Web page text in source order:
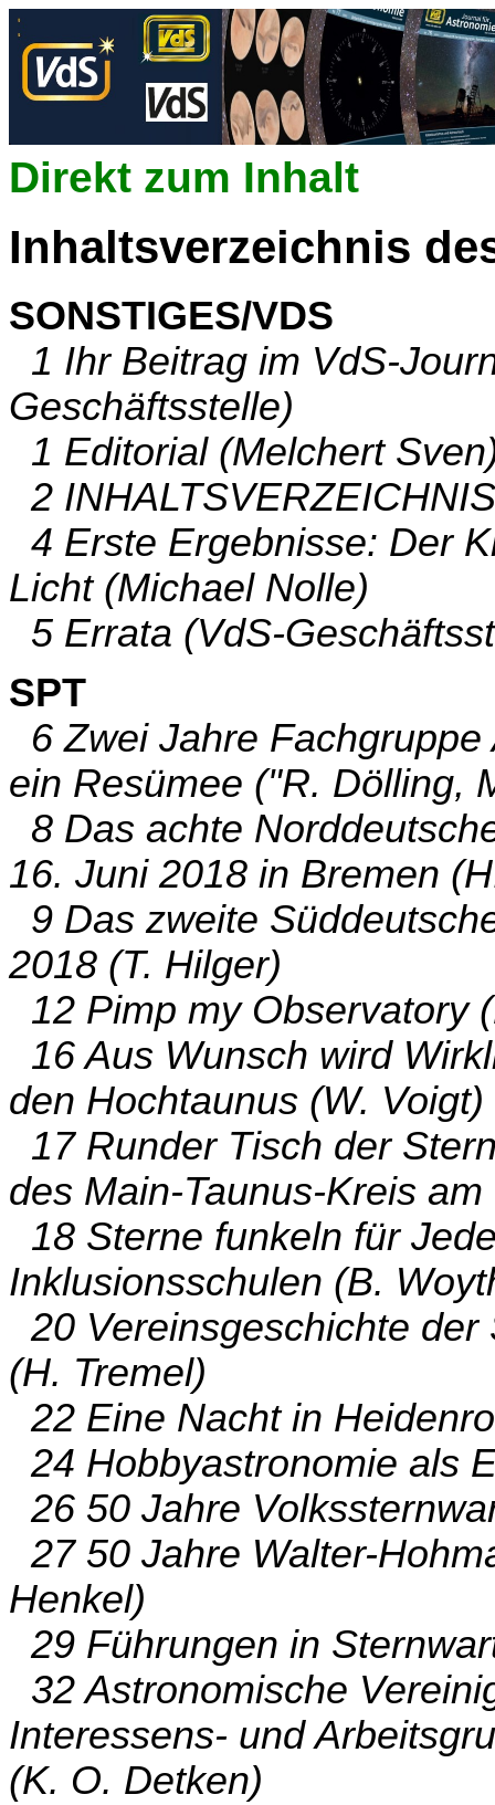
Direkt zum Inhalt
Inhaltsverzeichnis
SONSTIGES/VDS
1 Ihr Beitrag im VdS-
Geschäftsstelle)
1 Editorial (Melchert
2
4 Erste Ergebnisse: Der
Licht (Michael Nolle)
5 Errata (VdS-
SPT
6 Zwei Jahre
ein Resümee ("R. Dölling,
8 Das achte
16. Juni 2018 in Bremen
9 Das zweite
2018 (T. Hilger)
12 Pimp my Observatory
16 Aus Wunsch wird
den Hochtaunus (W. Voigt)
17 Runder Tisch der
des Main-Taunus-Kreis
18 Sterne funkeln für
Inklusionsschulen (B.
20 Vereinsgeschichte
(H. Tremel)
22 Eine Nacht in
24 Hobbyastronomie als
26 50 Jahre
27 50 Jahre Walter-
Henkel)
29 Führungen in
32 Astronomische
Interessens- und
(K. O. Detken)